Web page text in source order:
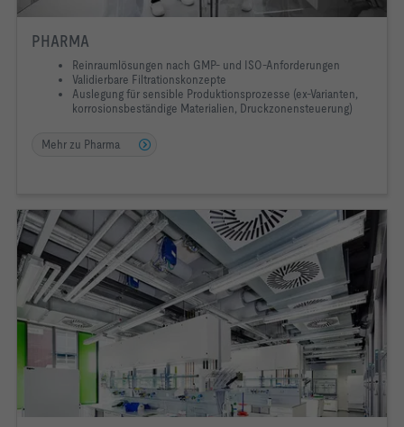
ATEX-konforme Konstruktion und Bauteile mit
zertifizierten Geräten
PHARMA
Reinraumlösungen nach GMP- und ISO-Anforderungen
Validierbare Filtrationskonzepte
Auslegung für sensible Produktionsprozesse (ex-Varianten,
korrosionsbeständige Materialien, Druckzonensteuerung)
Mehr zu Pharma